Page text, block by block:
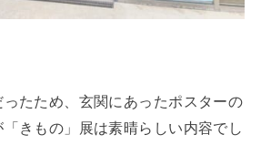
たため、玄関にあったポスターの
きもの」展は素晴らしい内容でし